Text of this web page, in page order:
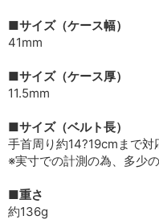
■サイズ（ケース幅）
41mm
■サイズ（ケース厚）
11.5mm
■サイズ（ベルト長）
手首周り約14?19cmまで対
※実寸での計測の為、多少
■重さ
約136g